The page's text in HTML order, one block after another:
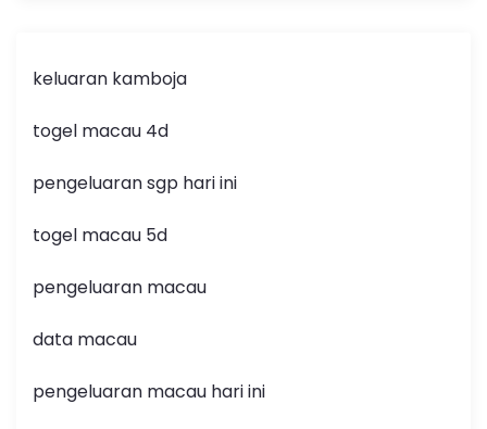
keluaran kamboja
togel macau 4d
pengeluaran sgp hari ini
togel macau 5d
pengeluaran macau
data macau
pengeluaran macau hari ini